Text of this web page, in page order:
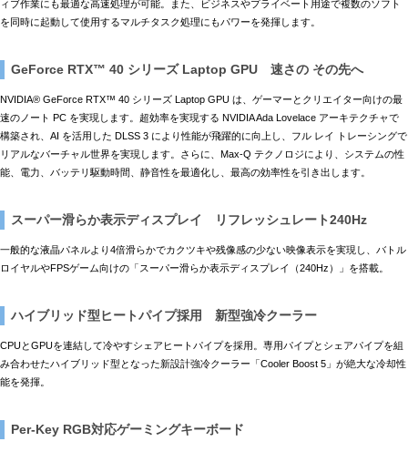
ィブ作業にも最適な高速処理が可能。また、ビジネスやプライベート用途で複数のソフト
を同時に起動して使用するマルチタスク処理にもパワーを発揮します。
GeForce RTX™ 40 シリーズ Laptop GPU 速さの その先へ
NVIDIA® GeForce RTX™ 40 シリーズ Laptop GPU は、ゲーマーとクリエイター向けの最
速のノート PC を実現します。超効率を実現する NVIDIA Ada Lovelace アーキテクチャで
構築され、AI を活用した DLSS 3 により性能が飛躍的に向上し、フル レイ トレーシングで
リアルなバーチャル世界を実現します。さらに、Max-Q テクノロジにより、システムの性
能、電力、バッテリ駆動時間、静音性を最適化し、最高の効率性を引き出します。
スーパー滑らか表示ディスプレイ リフレッシュレート240Hz
一般的な液晶パネルより4倍滑らかでカクツキや残像感の少ない映像表示を実現し、バトル
ロイヤルやFPSゲーム向けの「スーパー滑らか表示ディスプレイ（240Hz）」を搭載。
ハイブリッド型ヒートパイプ採用 新型強冷クーラー
CPUとGPUを連結して冷やすシェアヒートパイプを採用。専用パイプとシェアパイプを組
み合わせたハイブリッド型となった新設計強冷クーラー「Cooler Boost 5」が絶大な冷却性
能を発揮。
Per-Key RGB対応ゲーミングキーボード